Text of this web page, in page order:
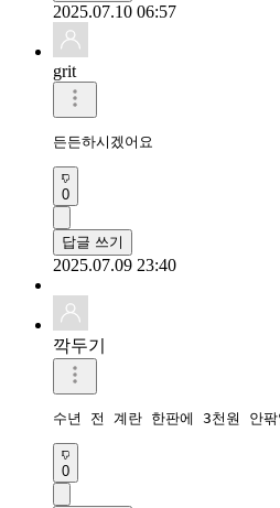
2025.07.10 06:57
grit
든든하시겠어요
0
답글 쓰기
2025.07.09 23:40
깍두기
수년 전 계란 한판에 3천원 안
0